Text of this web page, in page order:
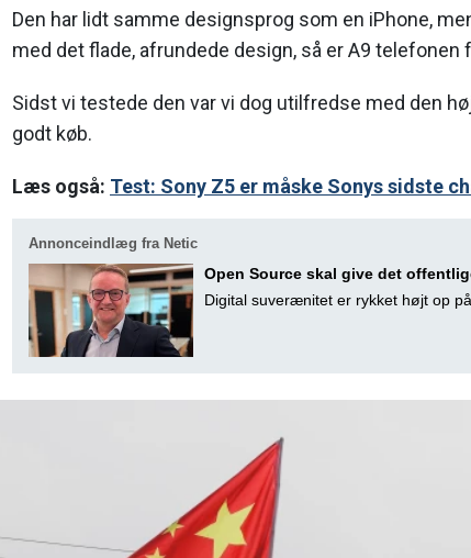
Den har lidt samme designsprog som en iPhone,
med det flade, afrundede design, så er A9 telefonen
Sidst vi testede den var vi dog utilfredse med den
godt køb.
Læs også: Test: Sony Z5 er måske Sonys sidste
Annonceindlæg fra Netic
Open Source skal give det
Digital suverænitet er rykket højt op